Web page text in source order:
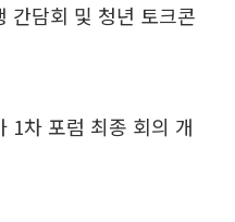
담회 및 청년 토크콘
차 포럼 최종 회의 개